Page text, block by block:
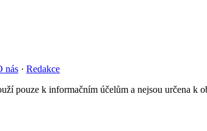
nás · Redakce
pouze k informačním účelům a nejsou určena k